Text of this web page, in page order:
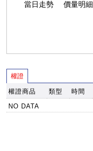
當日走勢 價量明細
權證
權證商品 類型 時間
NO DATA